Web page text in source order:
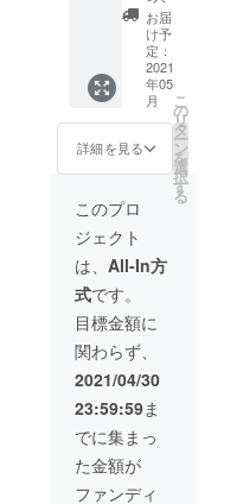
2時間あ
なたの
ために
働く 3
万円
（審査
あり）
東京か
らの交
通費が
発生す
る場合
は、別
途いた
だきま
す。 ※
公序良
俗に反
する内
容、法
令に違
反する
内容な
どはお
受けで
きませ
お届
け予
定：
2021
年05
月
詳細を見る
こ
の
リ
タ
ー
ン
を
選
択
す
る
このプロ
ジェクト
は、 All-In方
式です。
目標金額に
関わらず、
2021/04/30
23:59:59ま
でに集まっ
た金額が
ファンディ